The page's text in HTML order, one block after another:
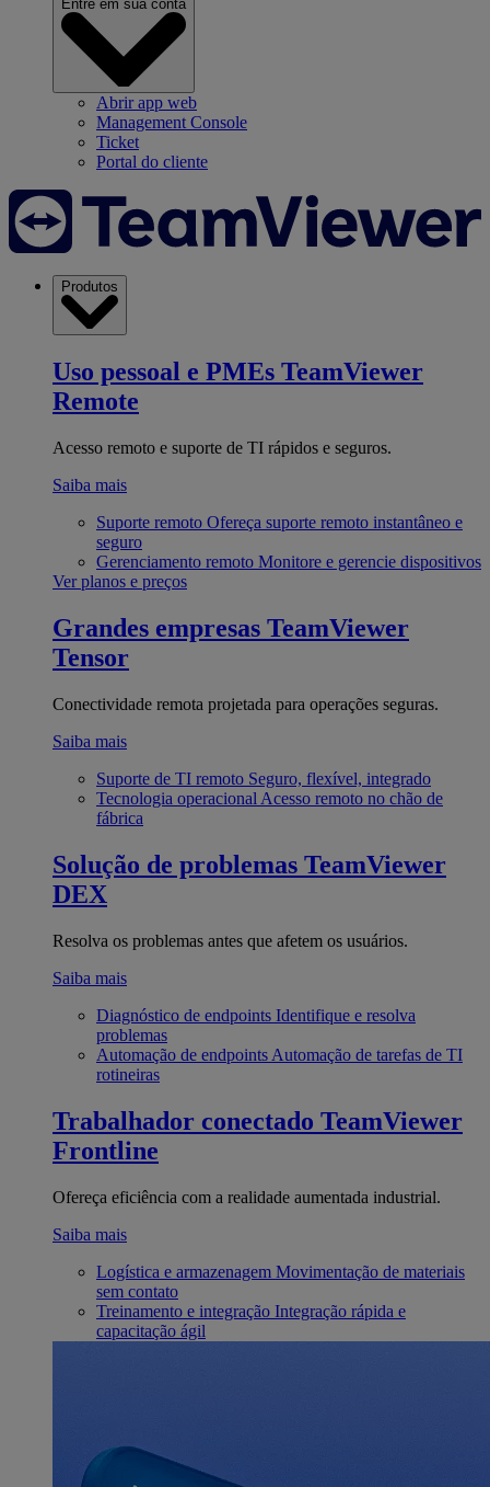
Entre em sua conta
Abrir app web
Management Console
Ticket
Portal do cliente
Produtos
Uso pessoal e PMEs TeamViewer
Remote
Acesso remoto e suporte de TI rápidos e seguros.
Saiba mais
Suporte remoto Ofereça suporte remoto instantâneo e
seguro
Gerenciamento remoto Monitore e gerencie dispositivos
Ver planos e preços
Grandes empresas TeamViewer
Tensor
Conectividade remota projetada para operações seguras.
Saiba mais
Suporte de TI remoto Seguro, flexível, integrado
Tecnologia operacional Acesso remoto no chão de
fábrica
Solução de problemas TeamViewer
DEX
Resolva os problemas antes que afetem os usuários.
Saiba mais
Diagnóstico de endpoints Identifique e resolva
problemas
Automação de endpoints Automação de tarefas de TI
rotineiras
Trabalhador conectado TeamViewer
Frontline
Ofereça eficiência com a realidade aumentada industrial.
Saiba mais
Logística e armazenagem Movimentação de materiais
sem contato
Treinamento e integração Integração rápida e
capacitação ágil